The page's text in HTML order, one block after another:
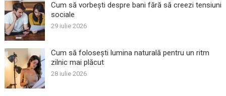
Cum să vorbești despre bani fără să creezi tensiuni
sociale
29 iulie 2026
Cum să folosești lumina naturală pentru un ritm
zilnic mai plăcut
28 iulie 2026